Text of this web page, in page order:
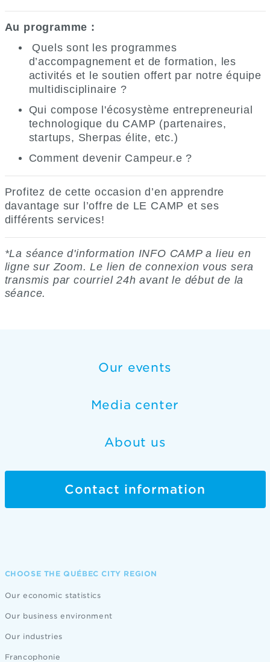
Au programme :
Quels sont les programmes
d’accompagnement et de formation, les
activités et le soutien offert par notre équipe
multidisciplinaire ?
Qui compose l'écosystème entrepreneurial
technologique du CAMP (partenaires,
startups, Sherpas élite, etc.)
Comment devenir Campeur.e ?
Profitez de cette occasion d’en apprendre
davantage sur l’offre de LE CAMP et ses
différents services!
*La séance d'information INFO CAMP a lieu en
ligne sur Zoom. Le lien de connexion vous sera
transmis par courriel 24h avant le début de la
séance.
Our events
Media center
About us
Contact information
CHOOSE THE QUÉBEC CITY REGION
Our economic statistics
Our business environment
Our industries
Francophonie